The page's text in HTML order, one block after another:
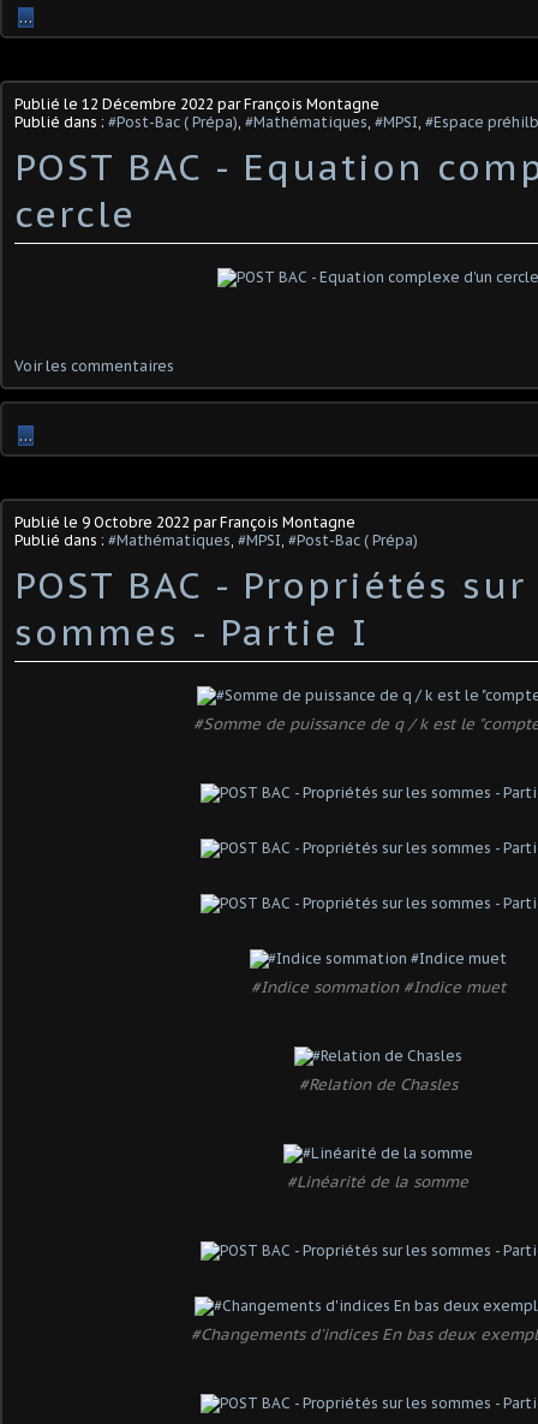
…
Publié le 12 Décembre 2022 par François Montagne
Publié dans : #Post-Bac ( Prépa) #Mathématiques #MPSI #Espace
POST BAC - Equation
cercle
Voir les commentaires
…
Publié le 9 Octobre 2022 par François Montagne
Publié dans : #Mathématiques #MPSI #Post-Bac ( Prépa)
POST BAC - Propriétés
sommes - Partie I
#Somme de puissance de q / k est le
#Indice sommation #Indice muet
#Relation de Chasles
#Linéarité de la somme
#Changements d'indices En bas deux